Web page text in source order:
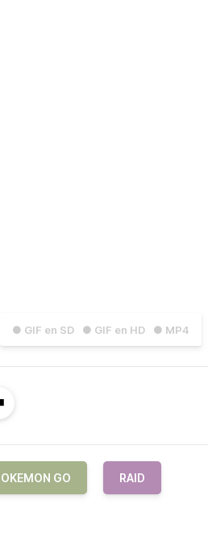
● GIF en SD ● GIF en HD ● MP4
GO RAID